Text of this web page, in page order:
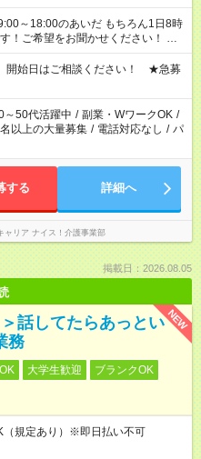
～18:00のあいだ もちろん1日8時
！ご希望をお聞かせください！ ※
要です
開始日はご相談ください！ ★急募
～50代活躍中 / 副業・WワークOK /
以上の大量募集 / 電話対応なし / パ
する 詳細へ
ャリア ナイス！介護事業部
掲載日：2026.08.05
NEW
話してたらあっとい
務
大学生歓迎
ブランクOK
規定あり）※即日払い不可